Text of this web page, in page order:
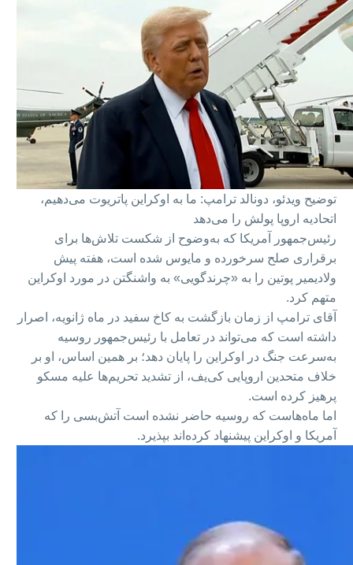
توضیح ویدئو، دونالد ترامپ: ما به اوکراین پاتریوت می‌دهیم،
اتحادیه اروپا پولش را می‌دهد
رئیس‌جمهور آمریکا که به‌وضوح از شکست تلاش‌ها برای
برقراری صلح سرخورده و مایوس شده است، هفته پیش
ولادیمیر پوتین را به «چرند‌گویی» به واشنگتن در مورد اوکراین
متهم کرد.
آقای ترامپ از زمان بازگشت به کاخ سفید در ماه ژانویه، اصرار
داشته است که می‌تواند در تعامل با رئیس‌جمهور روسیه
به‌سرعت جنگ در اوکراین را پایان دهد؛ بر همین اساس، او بر
خلاف متحدین اروپایی کی‌یف، از تشدید تحریم‌ها علیه مسکو
پرهیز کرده است.
اما ماه‌هاست که روسیه حاضر نشده است آتش‌بسی را که
آمریکا و اوکراین پیشنهاد کرده‌اند بپذیرد.